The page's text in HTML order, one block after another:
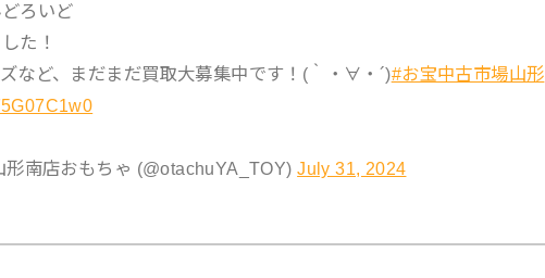
ろいど
た！
など、まだまだ買取大募集中です！(｀・∀・´)#お宝中古市場山形
南店おもちゃ (@otachuYA_TOY)July 31, 2024